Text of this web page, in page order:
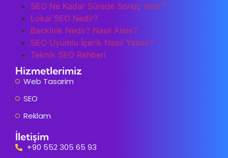
SEO Ne Kadar Sürede Sonuç Verir?
Lokal SEO Nedir?
Backlink Nedir? Nasıl Alınır?
SEO Uyumlu İçerik Nasıl Yazılır?
Teknik SEO Rehberi
Hizmetlerimiz
Web Tasarim
SEO
Reklam
İletişim
+90 552 305 65 93